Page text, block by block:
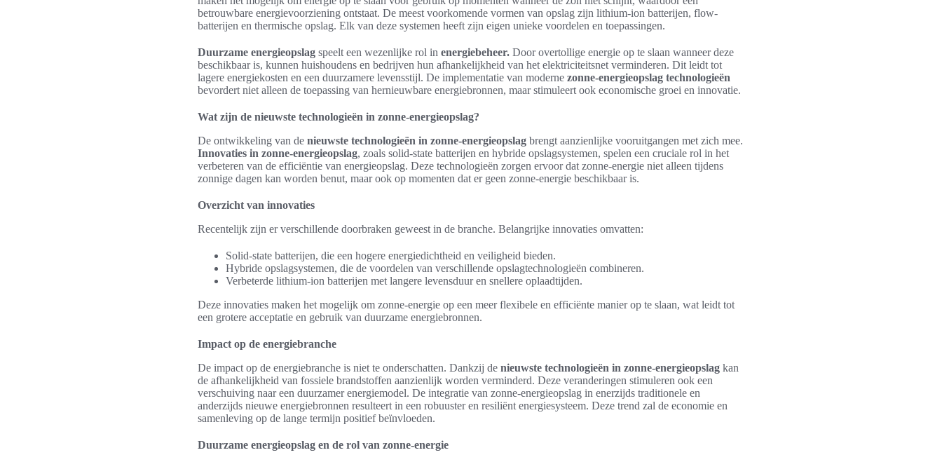
betrouwbare energievoorziening ontstaat. De meest voorkomende vormen van opslag zijn lithium-ion batterijen, flow-
batterijen en thermische opslag. Elk van deze systemen heeft zijn eigen unieke voordelen en toepassingen.
Duurzame energieopslag speelt een wezenlijke rol in energiebeheer. Door overtollige energie op te slaan wanneer deze
beschikbaar is, kunnen huishoudens en bedrijven hun afhankelijkheid van het elektriciteitsnet verminderen. Dit leidt tot
lagere energiekosten en een duurzamere levensstijl. De implementatie van moderne zonne-energieopslag technologieën
bevordert niet alleen de toepassing van hernieuwbare energiebronnen, maar stimuleert ook economische groei en innovatie.
Wat zijn de nieuwste technologieën in zonne-energieopslag?
De ontwikkeling van de nieuwste technologieën in zonne-energieopslag brengt aanzienlijke vooruitgangen met zich mee.
Innovaties in zonne-energieopslag, zoals solid-state batterijen en hybride opslagsystemen, spelen een cruciale rol in het
verbeteren van de efficiëntie van energieopslag. Deze technologieën zorgen ervoor dat zonne-energie niet alleen tijdens
zonnige dagen kan worden benut, maar ook op momenten dat er geen zonne-energie beschikbaar is.
Overzicht van innovaties
Recentelijk zijn er verschillende doorbraken geweest in de branche. Belangrijke innovaties omvatten:
Solid-state batterijen, die een hogere energiedichtheid en veiligheid bieden.
Hybride opslagsystemen, die de voordelen van verschillende opslagtechnologieën combineren.
Verbeterde lithium-ion batterijen met langere levensduur en snellere oplaadtijden.
Deze innovaties maken het mogelijk om zonne-energie op een meer flexibele en efficiënte manier op te slaan, wat leidt tot
een grotere acceptatie en gebruik van duurzame energiebronnen.
Impact op de energiebranche
De impact op de energiebranche is niet te onderschatten. Dankzij de nieuwste technologieën in zonne-energieopslag kan
de afhankelijkheid van fossiele brandstoffen aanzienlijk worden verminderd. Deze veranderingen stimuleren ook een
verschuiving naar een duurzamer energiemodel. De integratie van zonne-energieopslag in enerzijds traditionele en
anderzijds nieuwe energiebronnen resulteert in een robuuster en resiliënt energiesysteem. Deze trend zal de economie en
samenleving op de lange termijn positief beïnvloeden.
Duurzame energieopslag en de rol van zonne-energie